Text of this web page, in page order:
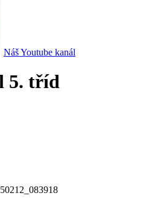
Náš Youtube kanál
5. tříd